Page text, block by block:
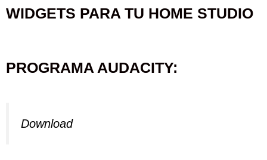
WIDGETS PARA TU HOME STUDIO
PROGRAMA AUDACITY:
Download